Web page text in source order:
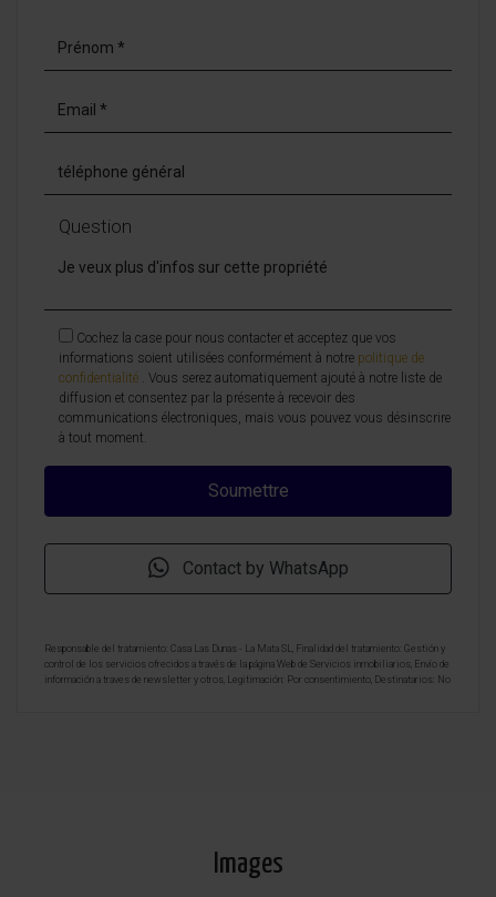
Question
Cochez la case pour nous contacter et acceptez que vos
informations soient utilisées conformément à notre politique de
confidentialité . Vous serez automatiquement ajouté à notre liste de
diffusion et consentez par la présente à recevoir des
communications électroniques, mais vous pouvez vous désinscrire
à tout moment.
Contact by WhatsApp
Responsable del tratamiento: Casa Las Dunas - La Mata SL, Finalidad del tratamiento: Gestión y
control de los servicios ofrecidos a través de la página Web de Servicios inmobiliarios, Envío de
información a traves de newsletter y otros, Legitimación: Por consentimiento, Destinatarios: No
Images